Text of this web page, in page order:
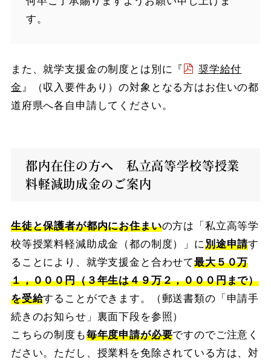
す。
また、就学支援金の制度とは別に『
奨学給付
金 』（収入要件あり）の対象となる方はお住いの都
道府県へ各自申請してください。
都内在住の方へ 私立高等学校等授業
料軽減助成金のご案内
生徒と保護者が都内にお住まいの方は「私立高等学
校等授業料軽減助成金（都の制度）」に別途申請す
ることにより、就学支援金と合わせて最大５０万
１，０００円（３年生は４９万２，０００円まで）
を受給することができます。（郵送書類の「申請手
続きのお知らせ」裏面下段を参照）
こちらの制度も毎年度申請が必要ですのでご注意く
ださい。ただし、授業料を免除されている方は、対